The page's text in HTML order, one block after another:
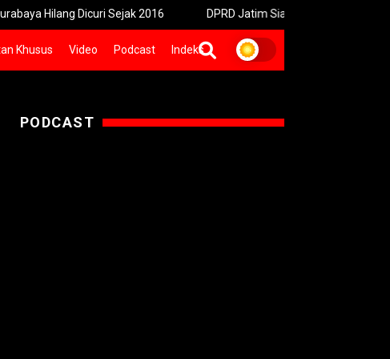
Dicuri Sejak 2016 DPRD Jatim Siapkan Perda Baru Jamin
Khusus Video Podcast Indeks
PODCAST